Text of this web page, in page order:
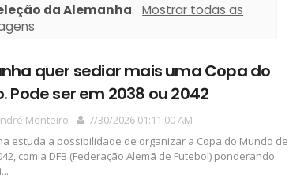
da Alemanha. Mostrar todas as
quer sediar mais uma Copa do
Pode ser em 2038 ou 2042
Monteiro
7/30/2026 01:11:00 AM
estuda a possibilidade de organizar a Copa do Mundo de
com a DFB (Federação Alemã de Futebol) ponderando